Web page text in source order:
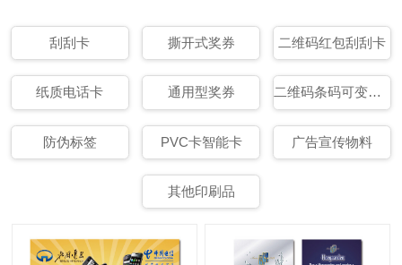
刮刮卡 撕开式奖券 二维码红包刮刮卡
纸质电话卡 通用型奖券 二维码条码可变数据印刷
防伪标签 PVC卡智能卡 广告宣传物料
其他印刷品